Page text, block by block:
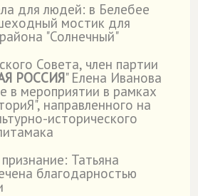
для людей: в Белебее
мостик для
"Солнечный"
Совета, член партии
РОССИЯ" Елена Иванова
в мероприятии в рамках
направленного на
исторического
Татьяна
благодарностью